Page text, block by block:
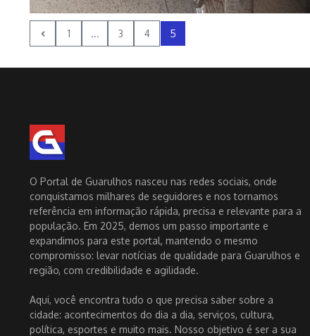
1 ... 3 4 5
O Portal de Guarulhos nasceu nas redes sociais, onde
conquistamos milhares de seguidores e nos tornamos
referência em informação rápida, precisa e relevante para a
população. Em 2025, demos um passo importante e
expandimos para este portal, mantendo o mesmo
compromisso: levar notícias de qualidade para Guarulhos e
região, com credibilidade e agilidade.
Aqui, você encontra tudo o que precisa saber sobre a
cidade: acontecimentos do dia a dia, serviços, cultura,
política, esportes e muito mais. Nosso objetivo é ser a sua